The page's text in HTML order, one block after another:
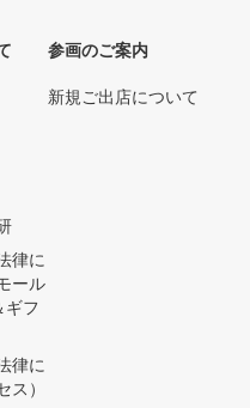
律に
ール
ギフ
律に
ス）
参画のご案内
新規ご出店について